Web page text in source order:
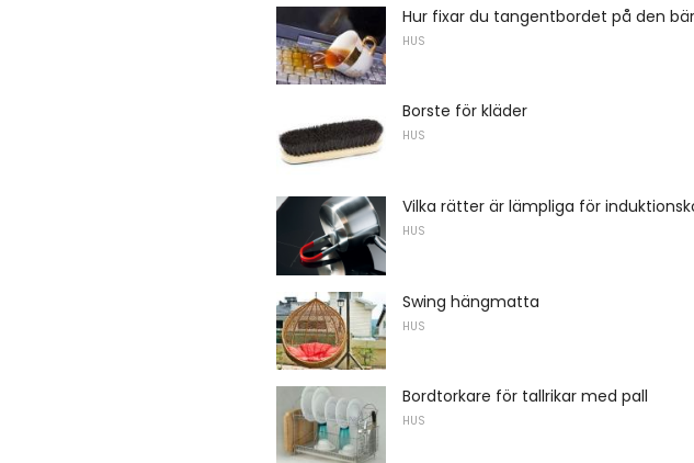
Hur fixar du tangentbordet på den
HUS
Borste för kläder
HUS
Vilka rätter är lämpliga för
HUS
Swing hängmatta
HUS
Bordtorkare för tallrikar med pall
HUS